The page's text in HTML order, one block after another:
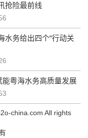
抢险最前线
水务给出四个“行动关
能粤海水务高质量发展
china.com All rights